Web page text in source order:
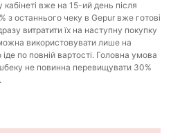
вже на 15-ий день після
з останнього чеку в Gepur вже готові
витратити їх на наступну покупку
використовувати лише на
по повній вартості. Головна умова
не повинна перевищувати 30%